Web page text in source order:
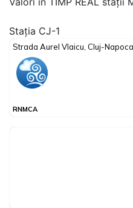
Stația CJ-1